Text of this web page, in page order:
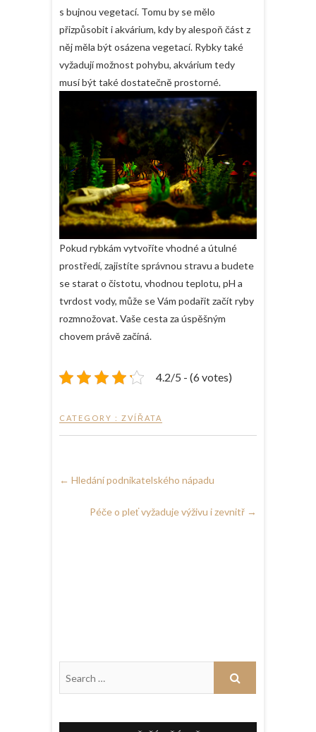
s bujnou vegetací. Tomu by se mělo
přizpůsobit i akvárium, kdy by alespoň část z
něj měla být osázena vegetací. Rybky také
vyžadují možnost pohybu, akvárium tedy
musí být také dostatečně prostorné.
Pokud rybkám vytvoříte vhodné a útulné
prostředí, zajistíte správnou stravu a budete
se starat o čistotu, vhodnou teplotu, pH a
tvrdost vody, může se Vám podařit začít ryby
rozmnožovat. Vaše cesta za úspěšným
chovem právě začíná.
4.2/5 - (6 votes)
CATEGORY : ZVÍŘATA
← Hledání podnikatelského nápadu
Péče o pleť vyžaduje výživu i zevnitř →